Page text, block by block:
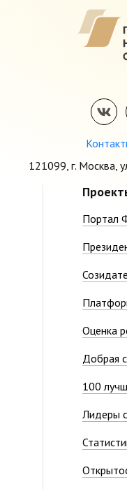
121099, г. Москва,
Портал
Оценка
Добрая
100
Лидеры